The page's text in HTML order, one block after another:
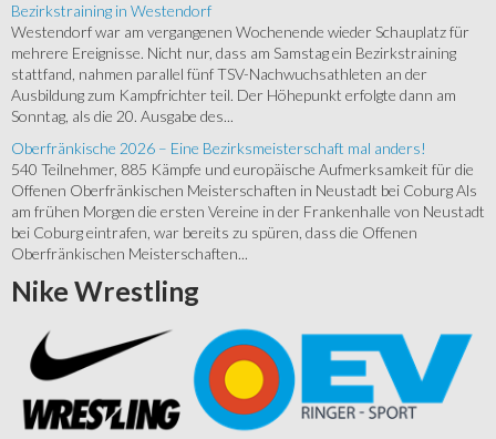
Bezirkstraining in Westendorf
Westendorf war am vergangenen Wochenende wieder Schauplatz für
mehrere Ereignisse. Nicht nur, dass am Samstag ein Bezirkstraining
stattfand, nahmen parallel fünf TSV-Nachwuchsathleten an der
Ausbildung zum Kampfrichter teil. Der Höhepunkt erfolgte dann am
Sonntag, als die 20. Ausgabe des...
Oberfränkische 2026 – Eine Bezirksmeisterschaft mal anders!
540 Teilnehmer, 885 Kämpfe und europäische Aufmerksamkeit für die
Offenen Oberfränkischen Meisterschaften in Neustadt bei Coburg Als
am frühen Morgen die ersten Vereine in der Frankenhalle von Neustadt
bei Coburg eintrafen, war bereits zu spüren, dass die Offenen
Oberfränkischen Meisterschaften...
Nike Wrestling